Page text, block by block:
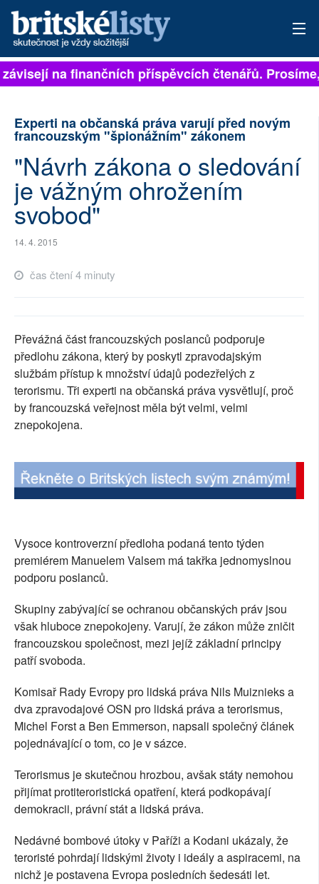
PŘIHLÁSIT
ARCHIV
ROZHOVORY
TÉMATA
NEJČTENĚJŠÍ ZA 7 DNÍ
AUTOŘI
SOCIÁLNÍ SÍTĚ
RUBRIKY
PLNÁ VERZE STRÁNEK
na finančních příspěvcích čtenářů.
Experti na občanská práva varují před novým
francouzským "špionážním" zákonem
"Návrh zákona o sledování
je vážným ohrožením
svobod"
14. 4. 2015
čas čtení 4 minuty
Převážná část francouzských poslanců podporuje
předlohu zákona, který by poskytl zpravodajským
službám přístup k množství údajů podezřelých z
terorismu. Tři experti na občanská práva vysvětlují, proč
by francouzská veřejnost měla být velmi, velmi
znepokojena.
Vysoce kontroverzní předloha podaná tento týden
premiérem Manuelem Valsem má takřka jednomyslnou
podporu poslanců.
Skupiny zabývající se ochranou občanských práv jsou
však hluboce znepokojeny. Varují, že zákon může zničit
francouzskou společnost, mezi jejíž základní principy
patří svoboda.
Komisař Rady Evropy pro lidská práva Nils Muiznieks a
dva zpravodajové OSN pro lidská práva a terorismus,
Michel Forst a Ben Emmerson, napsali společný článek
pojednávající o tom, co je v sázce.
Terorismus je skutečnou hrozbou, avšak státy nemohou
přijímat protiteroristická opatření, která podkopávají
demokracii, právní stát a lidská práva.
Nedávné bombové útoky v Paříži a Kodani ukázaly, že
teroristé pohrdají lidskými životy i ideály a aspiracemi, na
nichž je postavena Evropa posledních šedesáti let.